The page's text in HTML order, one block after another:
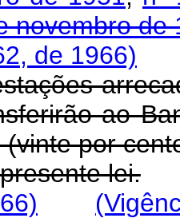
novembro de
de 1966)
ao
por
lei.